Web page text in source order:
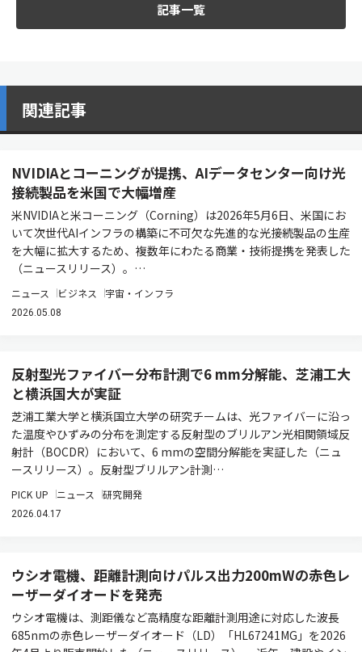
記事一覧
関連記事
NVIDIAとコーニングが提携、AIデータセンター向け光
接続製品を米国で大幅増産
米NVIDIAと米コーニング（Corning）は2026年5月6日、米国にお
いて次世代AIインフラの構築に不可欠な先進的な光接続製品の生産
を大幅に拡大するため、複数年にわたる商業・技術提携を発表した
（ニュースリリース）。…
ニュース ビジネス 宇宙・インフラ
2026.05.08
反射型光ファイバー分布計測で6 mm分解能、芝浦工大
と横浜国大が実証
芝浦工業大学と横浜国立大学の研究チームは、光ファイバーに沿っ
た温度やひずみの分布を測定する反射型のブリルアン光相関領域反
射計（BOCDR）において、6 mmの空間分解能を実証した（ニュ
ースリリース）。反射型ブリルアン計測…
PICK UP ニュース 研究開発
2026.04.17
ウシオ電機、距離計測向けパルス出力200mWの赤色レ
ーザーダイオードを発売
ウシオ電機は、測距儀など高精度な距離計測用途に対応した波長
685nmの赤色レーザーダイオード（LD）「HL67241MG」を2026